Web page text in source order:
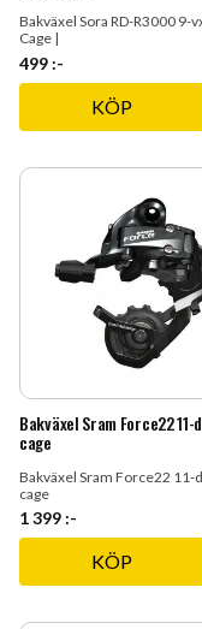
Bakväxel Sora RD-R3000 9-
Cage |
499 :-
KÖP
Bakväxel Sram Force22 11-
cage
Bakväxel Sram Force22 11-
cage
1 399 :-
KÖP